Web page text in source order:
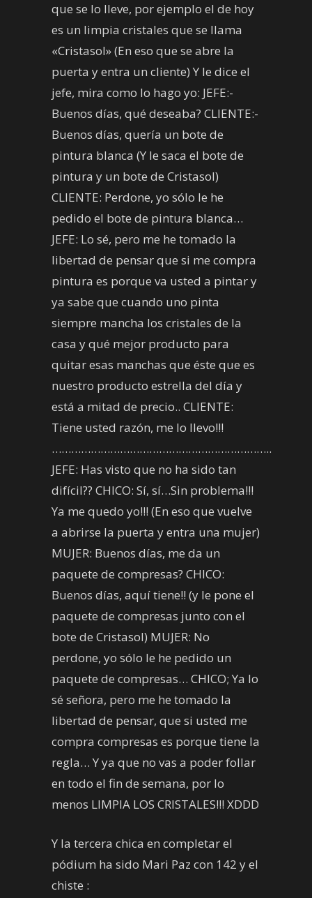
que se lo lleve, por ejemplo el de hoy
es un limpia cristales que se llama
«Cristasol» (En eso que se abre la
puerta y entra un cliente) Y le dice el
jefe, mira como lo hago yo: JEFE:-
Buenos días, qué deseaba? CLIENTE:-
Buenos días, quería un bote de
pintura blanca (Y le saca el bote de
pintura y un bote de Cristasol)
CLIENTE: Perdone, yo sólo le he
pedido el bote de pintura blanca…
JEFE: Lo sé, pero me he tomado la
libertad de pensar que si me compra
pintura es porque va usted a pintar y
ya sabe que cuando uno pinta
siempre mancha los cristales de la
casa y qué mejor producto para
quitar esas manchas que éste que es
nuestro producto estrella del día y
está a mitad de precio.. CLIENTE:
Tiene usted razón, me lo llevo!!!
…………………………………………………………..
JEFE: Has visto que no ha sido tan
difícil?? CHICO: Sí, sí…Sin problema!!!
Ya me quedo yo!!! (En eso que vuelve
a abrirse la puerta y entra una mujer)
MUJER: Buenos días, me da un
paquete de compresas? CHICO:
Buenos días, aquí tiene!! (y le pone el
paquete de compresas junto con el
bote de Cristasol) MUJER: No
perdone, yo sólo le he pedido un
paquete de compresas… CHICO; Ya lo
sé señora, pero me he tomado la
libertad de pensar, que si usted me
compra compresas es porque tiene la
regla… Y ya que no vas a poder follar
en todo el fin de semana, por lo
menos LIMPIA LOS CRISTALES!!! XDDD
Y la tercera chica en completar el
pódium ha sido Mari Paz con 142 y el
chiste :